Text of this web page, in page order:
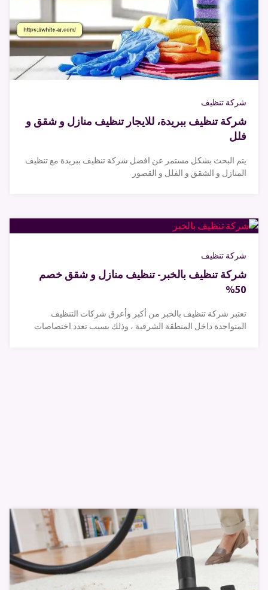
شركة تنظيف
شركة تنظيف ببريدة، للايجار تنظيف منازل و شقق و
فلل
يتم البحث بشكل مستمر عن افضل شركة تنظيف ببريدة مع تنظيف
المنازل و الشقق و الفلل و القصور
شركة تنظيف
شركة تنظيف بالخبر- تنظيف منازل و شقق خصم
50%
تعتبر شركة تنظيف بالخبر من أكبر وأعرق شركات التنظيف
المتواجدة داخل المنطقة الشرقية ، وذلك بسبب تعدد اختصاصات